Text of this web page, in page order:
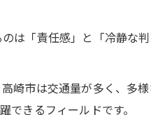
は「責任感」と「冷静な
崎市は交通量が多く、多
きるフィールドです。